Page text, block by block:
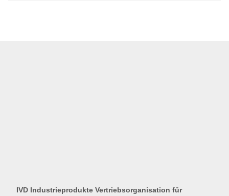
IVD Industrieprodukte Vertriebsorganisation für